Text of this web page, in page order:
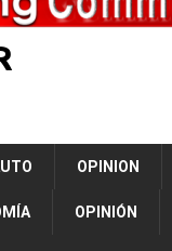
OPINION
OPINIÓN